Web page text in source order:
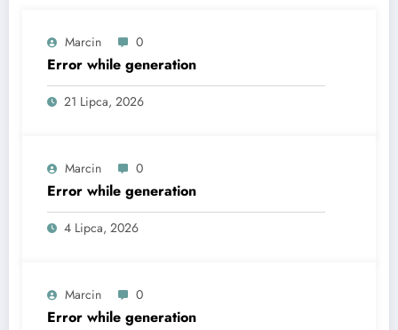
Marcin 0
Error while generation
21 Lipca, 2026
Marcin 0
Error while generation
4 Lipca, 2026
Marcin 0
Error while generation